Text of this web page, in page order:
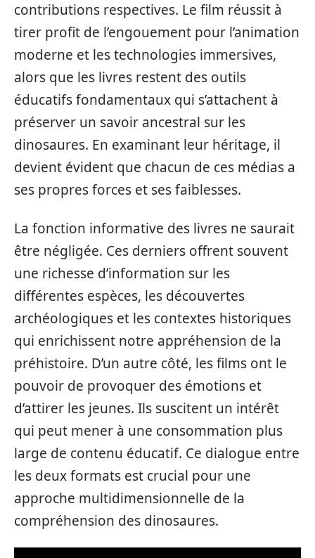
contributions respectives. Le film réussit à
tirer profit de l’engouement pour l’animation
moderne et les technologies immersives,
alors que les livres restent des outils
éducatifs fondamentaux qui s’attachent à
préserver un savoir ancestral sur les
dinosaures. En examinant leur héritage, il
devient évident que chacun de ces médias a
ses propres forces et ses faiblesses.
La fonction informative des livres ne saurait
être négligée. Ces derniers offrent souvent
une richesse d’information sur les
différentes espèces, les découvertes
archéologiques et les contextes historiques
qui enrichissent notre appréhension de la
préhistoire. D’un autre côté, les films ont le
pouvoir de provoquer des émotions et
d’attirer les jeunes. Ils suscitent un intérêt
qui peut mener à une consommation plus
large de contenu éducatif. Ce dialogue entre
les deux formats est crucial pour une
approche multidimensionnelle de la
compréhension des dinosaures.